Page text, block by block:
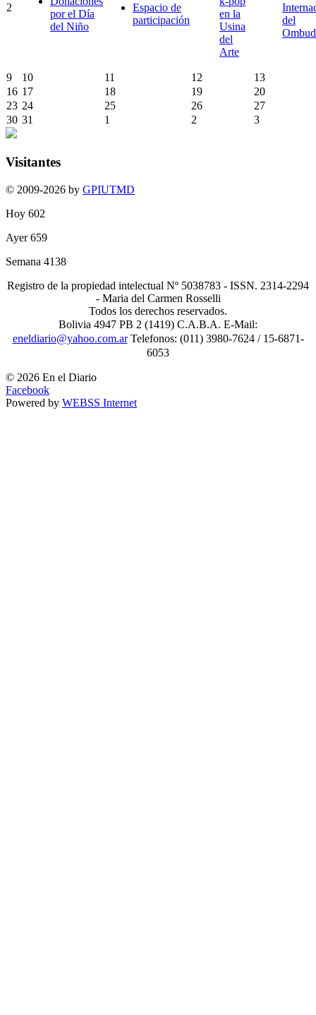
2
por el Día
del Niño
Espacio de
participación
en la
Usina
del
Arte
del
9 10 11 12
13
16 17 18 19
20
23 24 25 26
27
30 31 1 2 3
Visitantes
© 2009-2026 by GPIUTMD
Hoy 602
Ayer659
Semana 4138
Registro de la propiedad intelectual Nº 5038783 - ISSN. 2314-2294
- Maria del Carmen Rosselli
Todos los derechos reservados.
Bolivia 4947 PB 2 (1419) C.A.B.A. E-Mail:
eneldiario@yahoo.com.arTelefonos: (011) 3980-7624 / 15-6871-
6053
© 2026 En el Diario
Facebook
Powered by WEBSS Internet